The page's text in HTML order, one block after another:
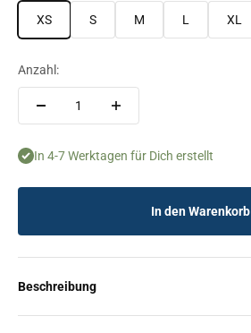
XS S M L XL
Anzahl:
In 4-7 Werktagen für Dich erstellt
In den Warenkorb
Beschreibung